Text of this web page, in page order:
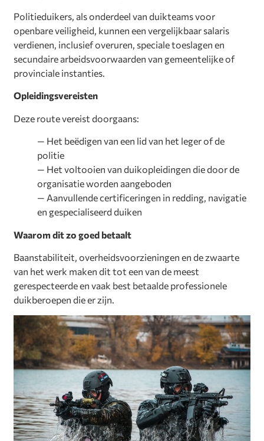
Politieduikers, als onderdeel van duikteams voor
openbare veiligheid, kunnen een vergelijkbaar salaris
verdienen, inclusief overuren, speciale toeslagen en
secundaire arbeidsvoorwaarden van gemeentelijke of
provinciale instanties.
Opleidingsvereisten
Deze route vereist doorgaans:
— Het beëdigen van een lid van het leger of de
politie
— Het voltooien van duikopleidingen die door de
organisatie worden aangeboden
— Aanvullende certificeringen in redding, navigatie
en gespecialiseerd duiken
Waarom dit zo goed betaalt
Baanstabiliteit, overheidsvoorzieningen en de zwaarte
van het werk maken dit tot een van de meest
gerespecteerde en vaak best betaalde professionele
duikberoepen die er zijn.